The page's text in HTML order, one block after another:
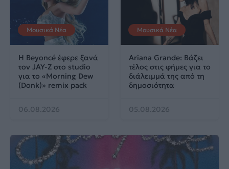
Μουσικά Νέα
Η Beyoncé έφερε ξανά
τον JAY-Z στο studio
για το «Morning Dew
(Donk)» remix pack
06.08.2026
Μουσικά Νέα
Ariana Grande: Βάζει
τέλος στις φήμες για το
διάλειμμά της από τη
δημοσιότητα
05.08.2026